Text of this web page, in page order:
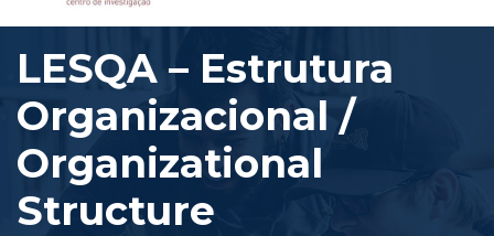
LESQA – Estrutura
Organizacional /
Organizational
Structure